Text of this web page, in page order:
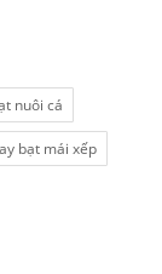
nuôi cá
bạt mái xếp